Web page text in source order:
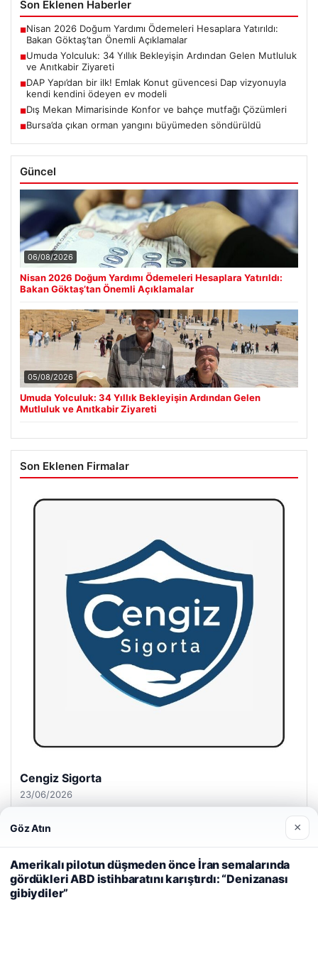
Son Eklenen Haberler
■Nisan 2026 Doğum Yardımı Ödemeleri Hesaplara Yatırıldı:
Bakan Göktaş’tan Önemli Açıklamalar
■Umuda Yolculuk: 34 Yıllık Bekleyişin Ardından Gelen Mutluluk
ve Anıtkabir Ziyareti
■DAP Yapı’dan bir ilk! Emlak Konut güvencesi Dap vizyonuyla
kendi kendini ödeyen ev modeli
■Dış Mekan Mimarisinde Konfor ve bahçe mutfağı Çözümleri
■Bursa’da çıkan orman yangını büyümeden söndürüldü
Güncel
06/08/2026
Nisan 2026 Doğum Yardımı Ödemeleri Hesaplara Yatırıldı:
Bakan Göktaş’tan Önemli Açıklamalar
05/08/2026
Umuda Yolculuk: 34 Yıllık Bekleyişin Ardından Gelen
Mutluluk ve Anıtkabir Ziyareti
Son Eklenen Firmalar
Cengiz Sigorta
23/06/2026
deneyiminizi kişiselleştirmek ve geliştirmek amacıyla çerezler
kullanıyoruz.Çerez Politikamız
Reddet
Göz Atın ×
Amerikalı pilotun düşmeden önce İran semalarında
gördükleri ABD istihbaratını karıştırdı: “Denizanası
gibiydiler”